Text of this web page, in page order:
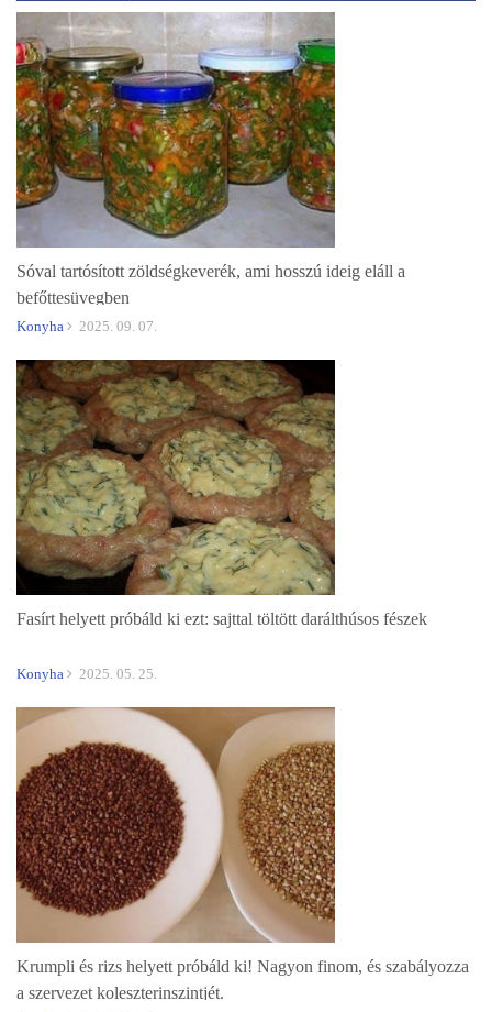
Sóval tartósított zöldségkeverék, ami hosszú ideig eláll a
befőttesüvegben
Konyha 2025. 09. 07.
Fasírt helyett próbáld ki ezt: sajttal töltött darálthúsos fészek
Konyha 2025. 05. 25.
Krumpli és rizs helyett próbáld ki! Nagyon finom, és szabályozza
a szervezet koleszterinszintjét.